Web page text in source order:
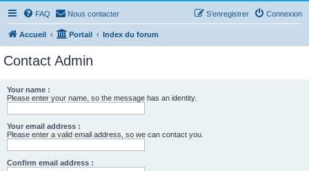
FAQ Nous contacter Connexion
S’enregistrer
Accueil Portail Index du forum
Contact Admin
Your name :
Please enter your name, so the message has an identity.
Your email address :
Please enter a valid email address, so we can contact you.
Confirm email address :